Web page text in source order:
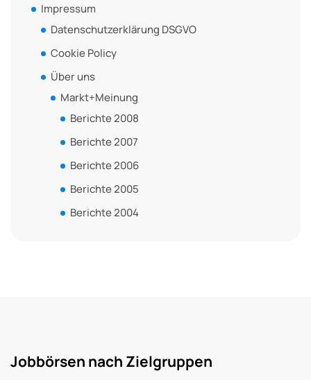
Impressum
Datenschutzerklärung DSGVO
Cookie Policy
Über uns
Markt+Meinung
Berichte 2008
Berichte 2007
Berichte 2006
Berichte 2005
Berichte 2004
Jobbörsen nach Zielgruppen